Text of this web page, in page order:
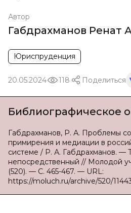
Автор
Габдрахманов Ренат
Юриспруденция
20.05.2024 118 Поделиться
Библиографическое
Габдрахманов, Р. А. Проблемы
примирения и медиации в
системе / Р. А. Габдрахманов. —
непосредственный // Молодой
(520). — С. 465-467. — URL:
https://moluch.ru/archive/520/